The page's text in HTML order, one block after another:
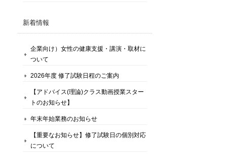
新着情報
企業向け）女性の健康支援・講演・取材に
ついて
2026年度 修了試験日程のご案内
【アドバイス(理論)クラス動画授業スター
トのお知らせ】
年末年始業務のお知らせ
【重要なお知らせ】修了試験日の個別対応
について